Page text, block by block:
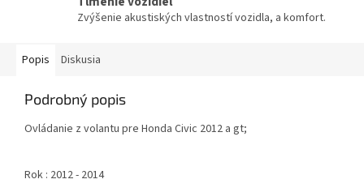
Zvýšenie akustiských vlastností vozidla, a komfort.
Popis Diskusia
Podrobný popis
Ovládanie z volantu pre Honda Civic 2012 a gt;
Rok : 2012 - 2014